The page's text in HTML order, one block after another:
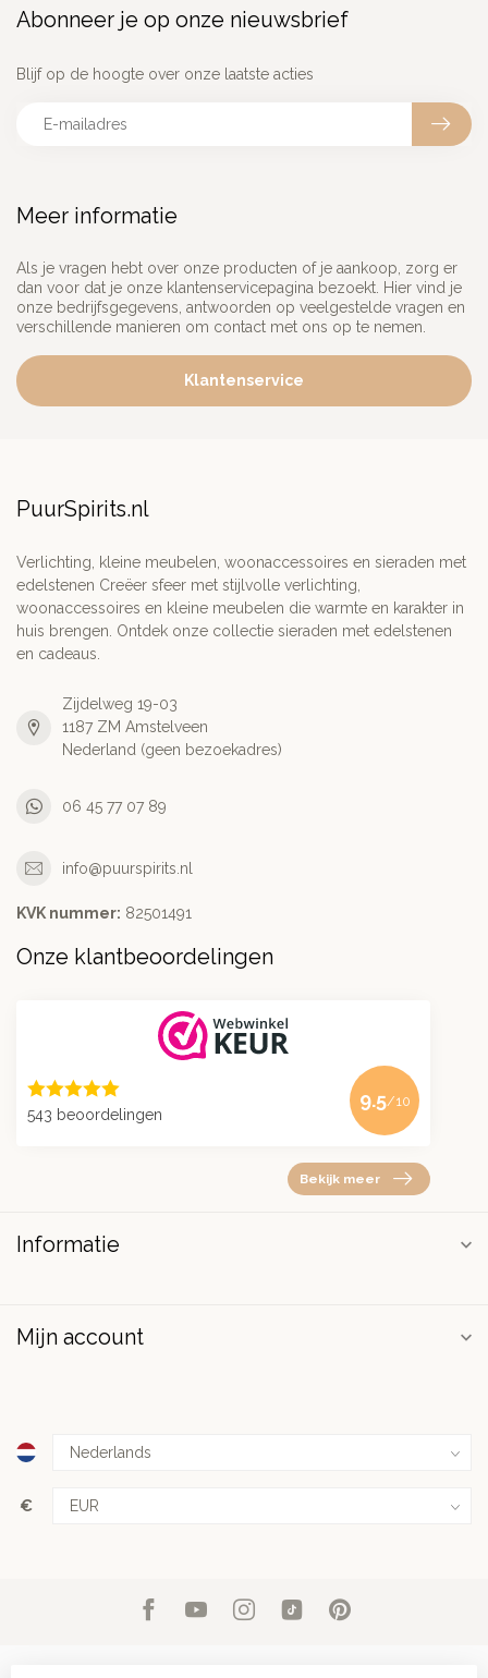
Meer informatie
Als je vragen hebt over onze producten of je aankoop, zorg er
dan voor dat je onze klantenservicepagina bezoekt. Hier vind je
onze bedrijfsgegevens, antwoorden op veelgestelde vragen en
verschillende manieren om contact met ons op te nemen.
Klantenservice
Abonneer je op onze nieuwsbrief
Blijf op de hoogte over onze laatste acties
PuurSpirits.nl
Verlichting, kleine meubelen, woonaccessoires en sieraden met
edelstenen Creëer sfeer met stijlvolle verlichting,
woonaccessoires en kleine meubelen die warmte en karakter in
huis brengen. Ontdek onze collectie sieraden met edelstenen
en cadeaus.
Zijdelweg 19-03
1187 ZM Amstelveen
Nederland (geen bezoekadres)
06 45 77 07 89
info@puurspirits.nl
KVK nummer: 82501491
Onze klantbeoordelingen
543 beoordelingen
9.5/10
Bekijk meer
Informatie
Mijn account
€